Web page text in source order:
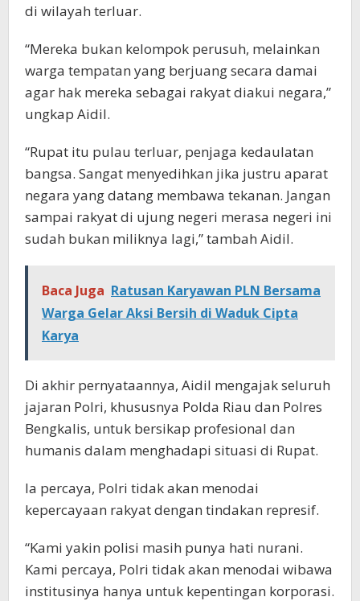
di wilayah terluar.
“Mereka bukan kelompok perusuh, melainkan
warga tempatan yang berjuang secara damai
agar hak mereka sebagai rakyat diakui negara,”
ungkap Aidil.
“Rupat itu pulau terluar, penjaga kedaulatan
bangsa. Sangat menyedihkan jika justru aparat
negara yang datang membawa tekanan. Jangan
sampai rakyat di ujung negeri merasa negeri ini
sudah bukan miliknya lagi,” tambah Aidil.
Baca Juga Ratusan Karyawan PLN Bersama
Warga Gelar Aksi Bersih di Waduk Cipta
Karya
Di akhir pernyataannya, Aidil mengajak seluruh
jajaran Polri, khususnya Polda Riau dan Polres
Bengkalis, untuk bersikap profesional dan
humanis dalam menghadapi situasi di Rupat.
Ia percaya, Polri tidak akan menodai
kepercayaan rakyat dengan tindakan represif.
“Kami yakin polisi masih punya hati nurani.
Kami percaya, Polri tidak akan menodai wibawa
institusinya hanya untuk kepentingan korporasi.